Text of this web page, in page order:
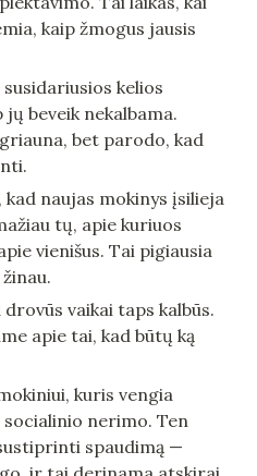
kaip žmogus jausis
kelios
beveik nekalbama.
bet parodo, kad
kad naujas mokinys įsilieja
tų, apie kuriuos
vienišus. Tai pigiausia
vaikai taps kalbūs.
apie tai, kad būtų ką
kuris vengia
nerimo. Ten
spaudimą —